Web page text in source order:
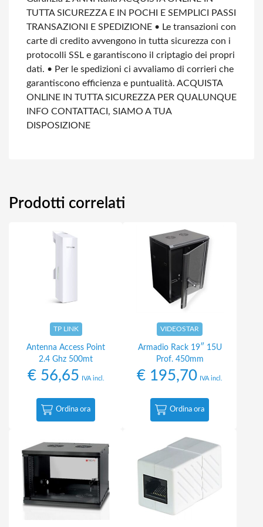
TUTTA SICUREZZA E IN POCHI E SEMPLICI PASSI
TRANSAZIONI E SPEDIZIONE • Le transazioni con
carte di credito avvengono in tutta sicurezza con i
protocolli SSL e garantiscono il criptagio dei propri
dati. • Per le spedizioni ci avvaliamo di corrieri che
garantiscono efficienza e puntualità. ACQUISTA
ONLINE IN TUTTA SICUREZZAPER QUALUNQUE
INFO CONTATTACI, SIAMO A TUA
DISPOSIZIONE
Prodotti correlati
TP LINK
Antenna Access Point
2.4 Ghz 500mt
€56,65 IVA incl.
Ordina ora
VIDEOSTAR
Armadio Rack 19″ 15U
Prof. 450mm
€ 195,70 IVA incl.
Ordina ora